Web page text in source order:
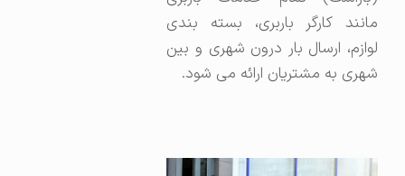
مانند کارگر باربری، بسته بندی
لوازم، ارسال بار درون شهری و بین
شهری به مشتریان ارائه می شود.